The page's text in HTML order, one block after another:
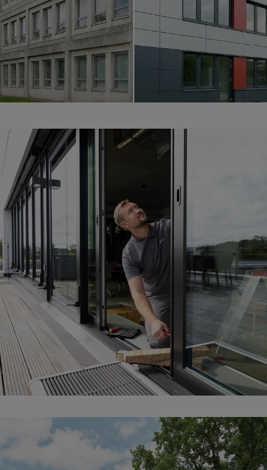
Das Finanzpaket des Bundes
steht
Finanzpaketoffensive
Werterhalt langfristig
sicherstellen